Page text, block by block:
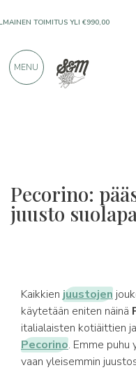
Pecorino:
juusto
Kaikkien juustojen
käytetään eniten näinä
italialaisten kotiäittien
Pecorino. Emme
vaan yleisemmin
ERINOMAISILTA VALMISTAJILTA
900 POSITIIVISTA ARVOSTELUA
MENU